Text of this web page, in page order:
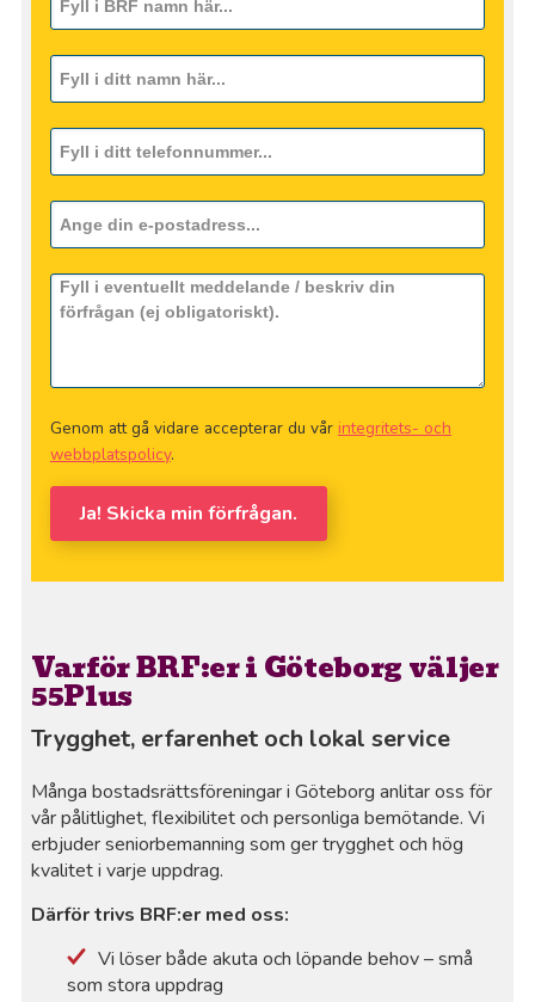
Genom att gå vidare accepterar du vår integritets- och
webbplatspolicy.
Ja! Skicka min förfrågan.
Varför BRF:er i Göteborg väljer
55Plus
Trygghet, erfarenhet och lokal service
Många bostadsrättsföreningar i Göteborg anlitar oss för
vår pålitlighet, flexibilitet och personliga bemötande. Vi
erbjuder seniorbemanning som ger trygghet och hög
kvalitet i varje uppdrag.
Därför trivs BRF:er med oss:
Vi löser både akuta och löpande behov – små
som stora uppdrag